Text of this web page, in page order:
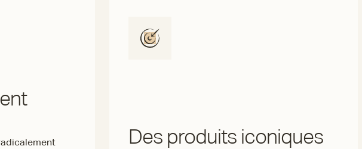
Des produits iconiques